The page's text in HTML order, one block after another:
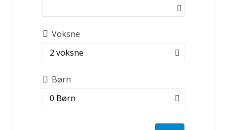
Voksne
2 voksne
Børn
0 Børn